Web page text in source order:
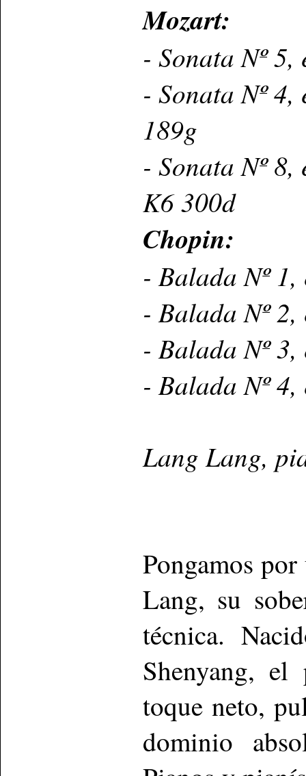
Mozart:
- Sonata Nº
- Sonata Nº
189g
- Sonata Nº
K6 300d
Chopin:
- Balada Nº
- Balada Nº
- Balada Nº
- Balada Nº
Lang Lang,
Pongamos
Lang, su
técnica.
Shenyang,
toque neto,
dominio